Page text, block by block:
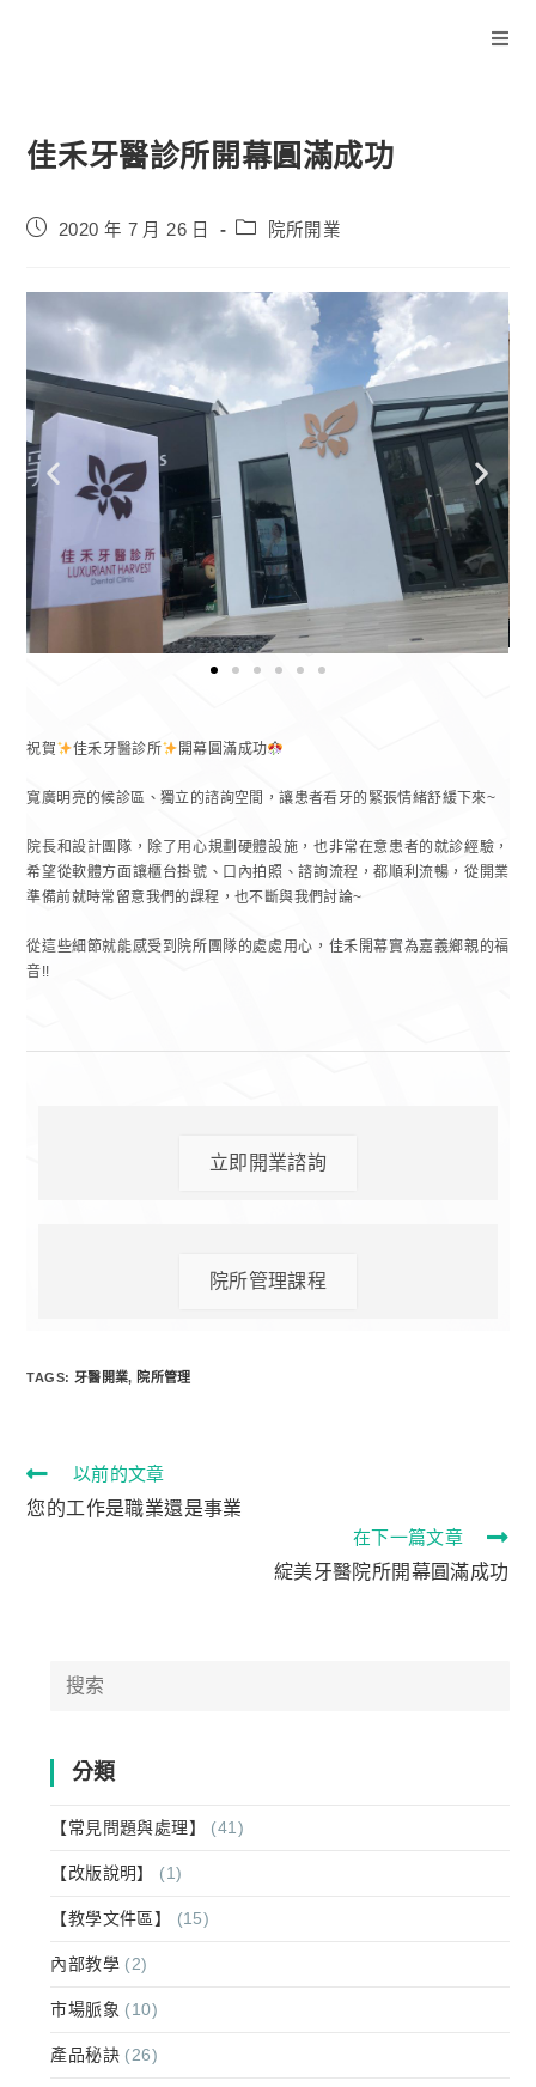
佳禾牙醫診所開幕圓滿成功
2020 年 7 月 26 日 院所開業
祝賀 佳禾牙醫診所 開幕圓滿成功
寬廣明亮的候診區、獨立的諮詢空間，讓患者看牙的緊張情緒舒緩下來~
院長和設計團隊，除了用心規劃硬體設施，也非常在意患者的就診經驗，
希望從軟體方面讓櫃台掛號、口內拍照、諮詢流程，都順利流暢，從開業
準備前就時常留意我們的課程，也不斷與我們討論~
從這些細節就能感受到院所團隊的處處用心，佳禾開幕實為嘉義鄉親的福
音!!
立即開業諮詢
院所管理課程
TAGS: 牙醫開業, 院所管理
以前的文章
您的工作是職業還是事業
在下一篇文章
綻美牙醫院所開幕圓滿成功
分類
【常見問題與處理】 (41)
【改版說明】 (1)
【教學文件區】 (15)
內部教學 (2)
市場脈象 (10)
產品秘訣 (26)